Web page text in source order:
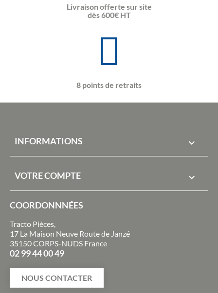
Livraison offerte sur site
dès 600€ HT
8 points de retraits
INFORMATIONS 
VOTRE COMPTE 
COORDONNNÉES
Tracto Pièces,
17 La Maison Neuve Route de Janzé
35150 CORPS-NUDS France
02 99 44 00 49
NOUS CONTACTER